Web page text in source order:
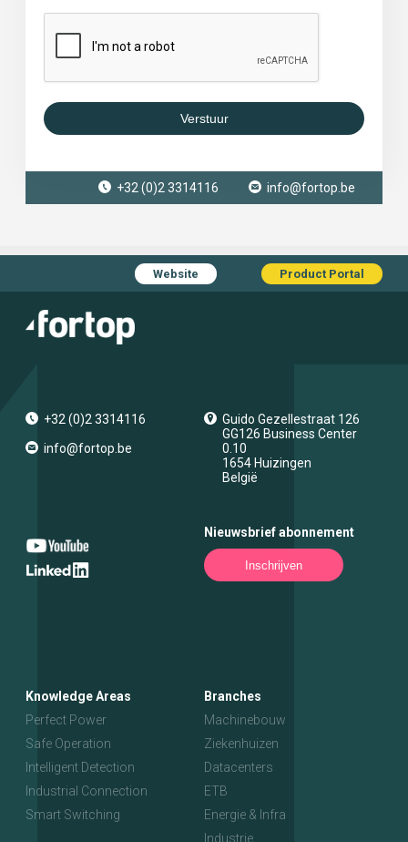
Verstuur
+32 (0)2 3314116 info@fortop.be
Website Product Portal
+32 (0)2 3314116
info@fortop.be
Guido Gezellestraat 126
GG126 Business Center
0.10
1654 Huizingen
België
Nieuwsbrief abonnement
Inschrijven
Knowledge Areas
Perfect Power
Safe Operation
Intelligent Detection
Industrial Connection
Smart Switching
Branches
Machinebouw
Ziekenhuizen
Datacenters
ETB
Energie & Infra
Industrie